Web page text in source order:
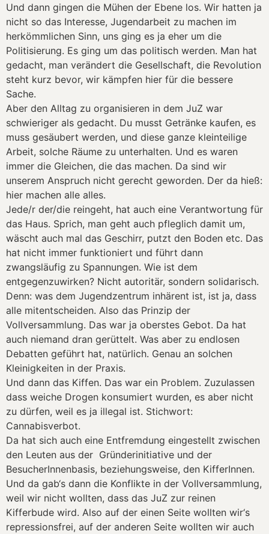
Und dann gingen die Mühen der Ebene los. Wir hatten ja
nicht so das Interesse, Jugendarbeit zu machen im
herkömmlichen Sinn, uns ging es ja eher um die
Politisierung. Es ging um das politisch werden. Man hat
gedacht, man verändert die Gesellschaft, die Revolution
steht kurz bevor, wir kämpfen hier für die bessere
Sache.
Aber den Alltag zu organisieren in dem JuZ war
schwieriger als gedacht. Du musst Getränke kaufen, es
muss gesäubert werden, und diese ganze kleinteilige
Arbeit, solche Räume zu unterhalten. Und es waren
immer die Gleichen, die das machen. Da sind wir
unserem Anspruch nicht gerecht geworden. Der da hieß:
hier machen alle alles.
Jede/r der/die reingeht, hat auch eine Verantwortung für
das Haus. Sprich, man geht auch pfleglich damit um,
wäscht auch mal das Geschirr, putzt den Boden etc. Das
hat nicht immer funktioniert und führt dann
zwangsläufig zu Spannungen. Wie ist dem
entgegenzuwirken? Nicht autoritär, sondern solidarisch.
Denn: was dem Jugendzentrum inhärent ist, ist ja, dass
alle mitentscheiden. Also das Prinzip der
Vollversammlung. Das war ja oberstes Gebot. Da hat
auch niemand dran gerüttelt. Was aber zu endlosen
Debatten geführt hat, natürlich. Genau an solchen
Kleinigkeiten in der Praxis.
Und dann das Kiffen. Das war ein Problem. Zuzulassen
dass weiche Drogen konsumiert wurden, es aber nicht
zu dürfen, weil es ja illegal ist. Stichwort:
Cannabisverbot.
Da hat sich auch eine Entfremdung eingestellt zwischen
den Leuten aus der Gründerinitiative und der
BesucherInnenbasis, beziehungsweise, den KifferInnen.
Und da gab‘s dann die Konflikte in der Vollversammlung,
weil wir nicht wollten, dass das JuZ zur reinen
Kifferbude wird. Also auf der einen Seite wollten wir‘s
repressionsfrei, auf der anderen Seite wollten wir auch